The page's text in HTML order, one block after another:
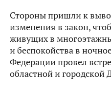
Стороны пришли к
изменения в закон,
живущих в
и беспокойства в
Федерации провел
областной и городской